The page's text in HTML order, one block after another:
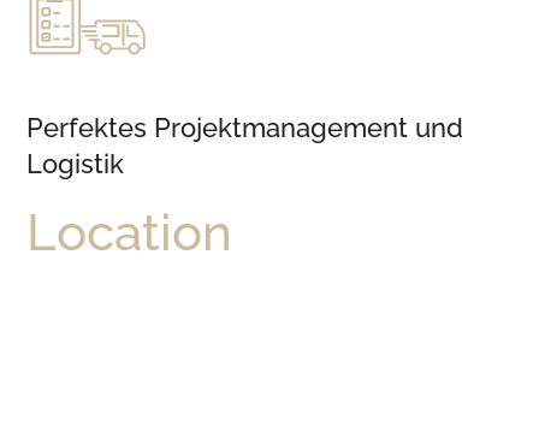
Perfektes Projektmanagement und
Logistik
Location